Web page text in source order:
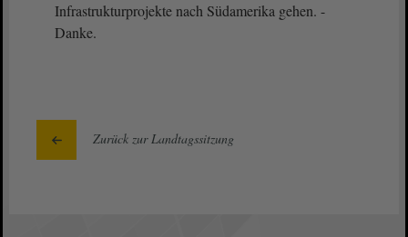
Infrastrukturprojekte nach Südamerika gehen. -
Danke.
Zurück zur Landtagssitzung